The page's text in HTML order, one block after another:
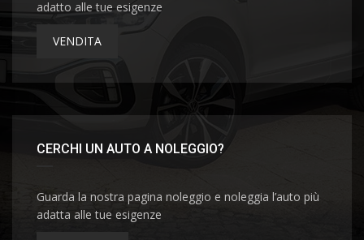
adatto alle tue esigenze
VENDITA
CERCHI UN AUTO A NOLEGGIO?
Guarda la nostra pagina noleggio e noleggia l’auto più
adatta alle tue esigenze